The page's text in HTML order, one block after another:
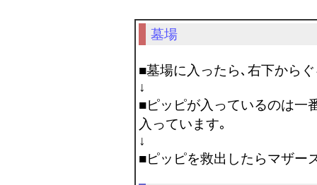
墓場
■墓場に入ったら､右下から
↓
■ピッピが入っているのは一
入っています｡
↓
■ピッピを救出したらマザー